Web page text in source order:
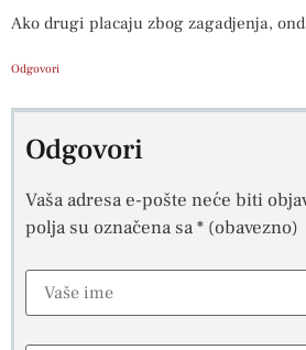
Ako drugi placaju zbog zagadjenja,
Odgovori
Odgovori
Vaša adresa e-pošte neće biti
polja su označena sa* (obavezno)